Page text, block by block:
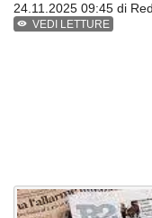
24.11.2025 09:45 di
VEDI LETTURE